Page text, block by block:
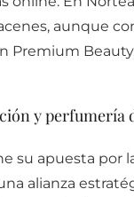
aunque
Premium
y perfumería
su apuesta por
alianza